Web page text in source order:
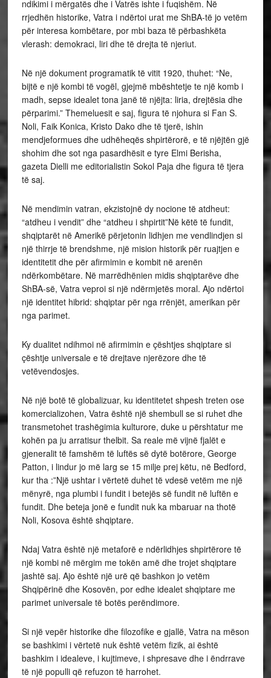
ndikimi i mërgatës dhe i Vatrës ishte i fuqishëm. Në
rrjedhën historike, Vatra i ndërtoi urat me ShBA-të jo vetëm
për interesa kombëtare, por mbi baza të përbashkëta
vlerash: demokraci, liri dhe të drejta të njeriut.
Në një dokument programatik të vitit 1920, thuhet: “Ne,
bijtë e një kombi të vogël, gjejmë mbështetje te një komb i
madh, sepse idealet tona janë të njëjta: liria, drejtësia dhe
përparimi.” Themeluesit e saj, figura të njohura si Fan S.
Noli, Faik Konica, Kristo Dako dhe të tjerë, ishin
mendjeformues dhe udhëheqës shpirtërorë, e të njëjtën gjë
shohim dhe sot nga pasardhësit e tyre Elmi Berisha,
gazeta Dielli me editorialistin Sokol Paja dhe figura të tjera
të saj.
Në mendimin vatran, ekzistojnë dy nocione të atdheut:
“atdheu i vendit” dhe “atdheu i shpirtit”Në këtë të fundit,
shqiptarët në Amerikë përjetonin lidhjen me vendlindjen si
një thirrje të brendshme, një mision historik për ruajtjen e
identitetit dhe për afirmimin e kombit në arenën
ndërkombëtare. Në marrëdhënien midis shqiptarëve dhe
ShBA-së, Vatra veproi si një ndërmjetës moral. Ajo ndërtoi
një identitet hibrid: shqiptar për nga rrënjët, amerikan për
nga parimet.
Ky dualitet ndihmoi në afirmimin e çështjes shqiptare si
çështje universale e të drejtave njerëzore dhe të
vetëvendosjes.
Në një botë të globalizuar, ku identitetet shpesh treten ose
komercializohen, Vatra është një shembull se si ruhet dhe
transmetohet trashëgimia kulturore, duke u përshtatur me
kohën pa ju arratisur thelbit. Sa reale më vijnë fjalët e
gjeneralit të famshëm të luftës së dytë botërore, George
Patton, i lindur jo më larg se 15 milje prej këtu, në Bedford,
kur tha :”Një ushtar i vërtetë duhet të vdesë vetëm me një
mënyrë, nga plumbi i fundit i betejës së fundit në luftën e
fundit. Dhe beteja jonë e fundit nuk ka mbaruar na thotë
Noli, Kosova është shqiptare.
Ndaj Vatra është një metaforë e ndërlidhjes shpirtërore të
një kombi në mërgim me tokën amë dhe trojet shqiptare
jashtë saj. Ajo është një urë që bashkon jo vetëm
Shqipërinë dhe Kosovën, por edhe idealet shqiptare me
parimet universale të botës perëndimore.
Si një vepër historike dhe filozofike e gjallë, Vatra na mëson
se bashkimi i vërtetë nuk është vetëm fizik, ai është
bashkim i idealeve, i kujtimeve, i shpresave dhe i ëndrrave
të një populli që refuzon të harrohet.